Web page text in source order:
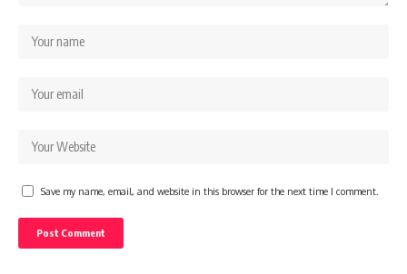
Save my name, email, and website in this browser for the next time I comment.